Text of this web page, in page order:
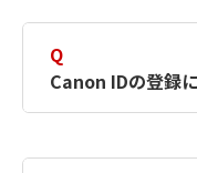
択したサー
簡単に作成で
Canon IDの登
Q
Canon IDの登録